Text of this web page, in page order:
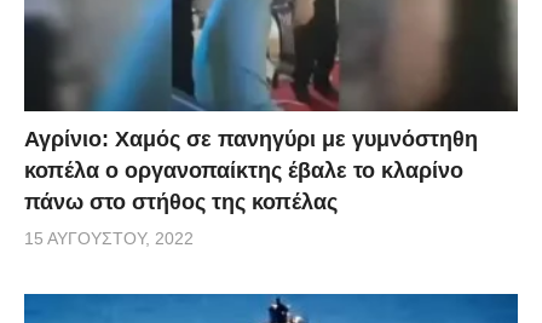
Αγρίνιο: Χαμός σε πανηγύρι με γυμνόστηθη
κοπέλα ο οργανοπαίκτης έβαλε το κλαρίνο
πάνω στο στήθος της κοπέλας
15 ΑΥΓΟΎΣΤΟΥ, 2022